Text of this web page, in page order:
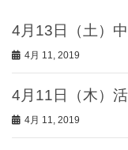
4月13日（土）
4月 11, 2019
4月11日（木）
4月 11, 2019